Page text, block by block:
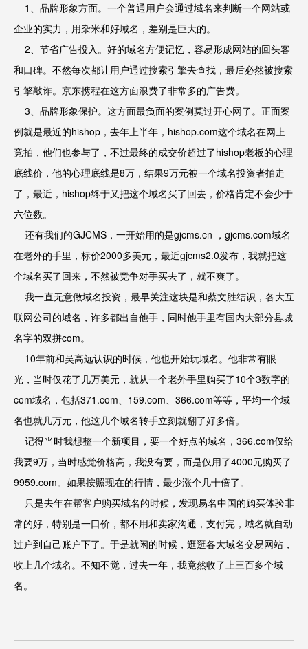
1、品牌形象方面。一个普通用户会通过域名来判断一个网站或
企业的实力，用杂米和好域名，差别是巨大的。
2、节省广告投入。好的域名方便记忆，容易形成网站的回头客
和口碑。不然每次都让用户通过搜索引擎去查找，最后必然被搜索
引擎敲诈。京东携程在这方面浪费了非常多的广告费。
3、品牌形象保护。这方面最负面的案例莫过开心网了。正面案
例就是最近的hishop，去年上半年，hishop.com这个域名在网上
竞拍，他们也参与了，不过最终的成交价超过了hishop老板的心理
底线价，他的心理底线是8万，结果9万元被一个域名投资者拍走
了，最近，hishop终于又把这个域名买了回去，价格肯定不会少于
六位数。
还有我们的GJCMS，一开始用的是gjcms.cn ，gjcms.com域名
在老外的手里，标价2000多美元，最近gjcms2.0发布，我就把这
个域名买了回来，不然被竞争对手买去了，就不爽了。
我一直无意做域名投资，最早关注这块是和蔡文胜结识，各大互
联网公司的域名，许多都出自他手，同时他手里有国内大部分县城
名字的双拼com。
10年前和吴高远认识的时候，他也开始玩域名。他非常有眼
光，当时仅花了几万美元，就从一个老外手里购买了10个3数字的
com域名，包括371.com、159.com、366.com等等，平均一个域
名也就几万元，他这几个域名转手立刻就翻了好多倍。
记得当时我想整一个新项目，要一个好点的域名，366.com仅给
我要9万，当时感觉价格高，我没有要，而是仅用了4000元购买了
9959.com。如果按照现在的行情，最少涨个几十倍了。
只是去年在帮客户购买域名的时候，发现易名中国的购买体验非
常的好，特别是一口价，都不用和卖家沟通，支付完，域名就自动
过户到自己账户下了。于是就闲的时候，逛逛各大域名交易网站，
收上几个域名。不知不觉，过去一年，我竟然收了上三百多个域
名。